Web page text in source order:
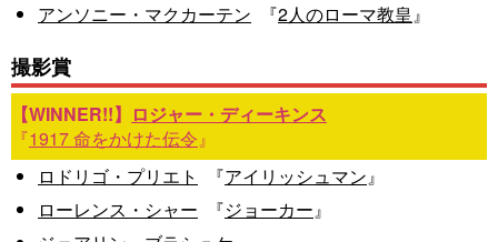
アンソニー・マクカーテン
『2人のローマ教皇』
撮影賞
ロジャー・ディーキンス
『1917 命をかけた伝令』
ロドリゴ・プリエト
『アイリッシュマン』
ローレンス・シャー
『ジョーカー』